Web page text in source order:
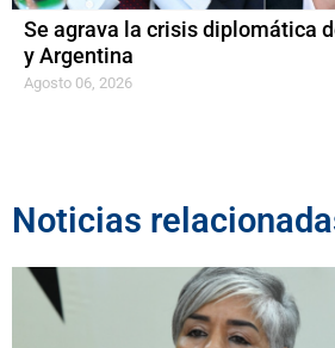
Se agrava la crisis diplomática
y Argentina
Agosto 06, 2026
Noticias